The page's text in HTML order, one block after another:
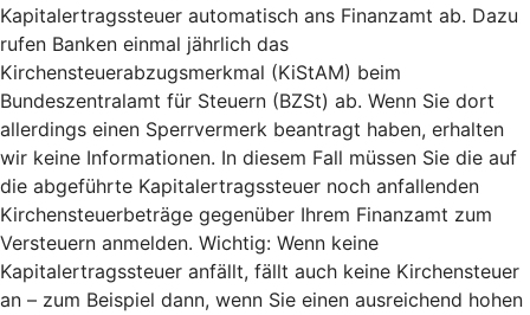
Kapitalertragssteuer automatisch ans Finanzamt ab. Dazu
rufen Banken einmal jährlich das
Kirchensteuerabzugsmerkmal (KiStAM) beim
Bundeszentralamt für Steuern (BZSt) ab. Wenn Sie dort
allerdings einen Sperrvermerk beantragt haben, erhalten
wir keine Informationen. In diesem Fall müssen Sie die auf
die abgeführte Kapitalertragssteuer noch anfallenden
Kirchensteuerbeträge gegenüber Ihrem Finanzamt zum
Versteuern anmelden. Wichtig: Wenn keine
Kapitalertragssteuer anfällt, fällt auch keine Kirchensteuer
an – zum Beispiel dann, wenn Sie einen ausreichend hohen